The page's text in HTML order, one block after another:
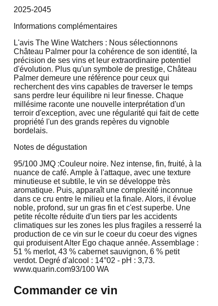
2025-2045
Informations complémentaires
L'avis The Wine Watchers : Nous sélectionnons
Château Palmer pour la cohérence de son identité, la
précision de ses vins et leur extraordinaire potentiel
d'évolution. Plus qu'un symbole de prestige, Château
Palmer demeure une référence pour ceux qui
recherchent des vins capables de traverser le temps
sans perdre leur équilibre ni leur finesse. Chaque
millésime raconte une nouvelle interprétation d'un
terroir d'exception, avec une régularité qui fait de cette
propriété l'un des grands repères du vignoble
bordelais.
Notes de dégustation
95/100 JMQ :Couleur noire. Nez intense, fin, fruité, à la
nuance de café. Ample à l'attaque, avec une texture
minutieuse et subtile, le vin se développe très
aromatique. Puis, apparaît une complexité inconnue
dans ce cru entre le milieu et la finale. Alors, il évolue
noble, profond, sur un gras fin et c'est superbe. Une
petite récolte réduite d'un tiers par les accidents
climatiques sur les zones les plus fragiles a resserré la
production de ce vin sur le coeur du coeur des vignes
qui produisent Alter Ego chaque année. Assemblage :
51 % merlot, 43 % cabernet sauvignon, 6 % petit
verdot. Degré d'alcool : 14°02 - pH : 3,73.
www.quarin.com93/100 WA
Commander ce vin